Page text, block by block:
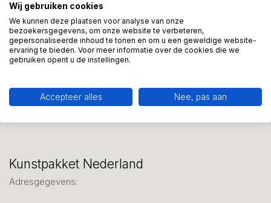
Meer informatie?
We helpen graag met uw keuze of geven advies, bel of app
ons 7 dagen per week: 06-23643267
Klantenservice
Kunstpakket Nederland
Adresgegevens:
Wij gebruiken cookies
We kunnen deze plaatsen voor analyse van onze
bezoekersgegevens, om onze website te verbeteren,
gepersonaliseerde inhoud te tonen en om u een geweldige website-
ervaring te bieden. Voor meer informatie over de cookies die we
gebruiken opent u de instellingen.
Accepteer alles Nee, pas aan